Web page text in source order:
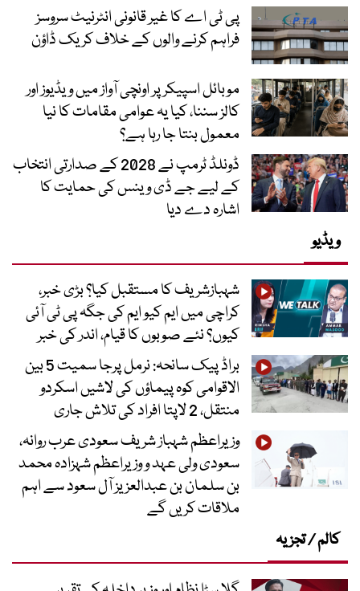
پی ٹی اے کا غیر قانونی انٹرنیٹ سروسز
فراہم کرنے والوں کے خلاف کریک ڈاؤن
موبائل اسپیکر پر اونچی آواز میں ویڈیوز اور
کالز سننا، کیا یہ عوامی مقامات کا نیا
معمول بنتا جا رہا ہے؟
ڈونلڈ ٹرمپ نے 2028 کے صدارتی انتخاب
کے لیے جے ڈی وینس کی حمایت کا
اشارہ دے دیا
ویڈیو
شہبازشریف کا مستقبل کیا؟ بڑی خبر،
کراچی میں ایم کیو ایم کی جگہ پی ٹی آئی
کیوں؟ نئے صوبوں کا قیام، اندر کی خبر
براڈ پیک سانحہ: نرمل پرجا سمیت 5 بین
الاقوامی کوہ پیماؤں کی لاشیں اسکردو
منتقل، 2 لاپتا افراد کی تلاش جاری
وزیراعظم شہباز شریف سعودی عرب روانہ،
سعودی ولی عہد و وزیراعظم شہزادہ محمد
بن سلمان بن عبدالعزیز آل سعود سے اہم
ملاقات کریں گے
کالم / تجزیہ